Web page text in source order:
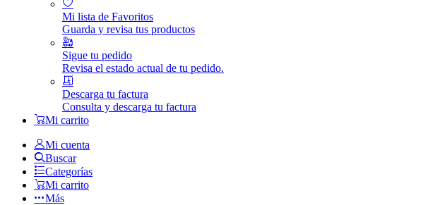
Mi lista de Favoritos
Guarda y revisa tus productos
Sigue tu pedido
Revisa el estado actual de tu pedido.
Descarga tu factura
Consulta y descarga tu factura
Mi carrito
Mi cuenta
Buscar
Categorías
Mi carrito
Más